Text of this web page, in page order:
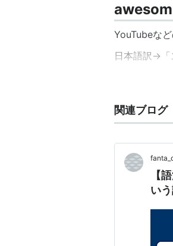
YouTubeな
日本語訳→「
関連ブログ
【
い